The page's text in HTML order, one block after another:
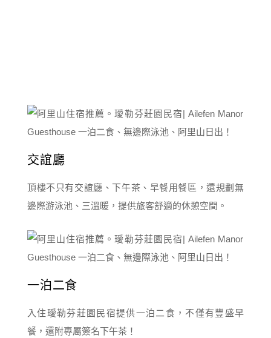
交誼廳
頂樓不只有交誼廳、下午茶、早餐用餐區，還規劃無
邊際游泳池、三溫暖，提供旅客舒適的休憩空間。
一泊二食
入住璦勒芬莊園民宿提供一泊二食，不僅有豐盛早
餐，還附專屬簽名下午茶！